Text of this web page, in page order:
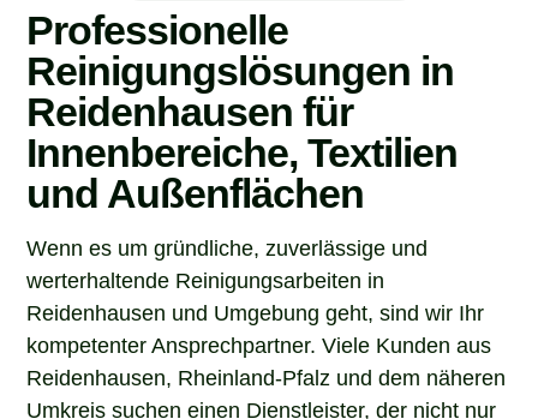
Professionelle
Reinigungslösungen in
Reidenhausen für
Innenbereiche, Textilien
und Außenflächen
Wenn es um gründliche, zuverlässige und
werterhaltende Reinigungsarbeiten in
Reidenhausen und Umgebung geht, sind wir Ihr
kompetenter Ansprechpartner. Viele Kunden aus
Reidenhausen, Rheinland-Pfalz und dem näheren
Umkreis suchen einen Dienstleister, der nicht nur